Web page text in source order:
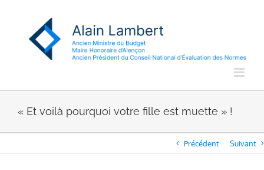
« Et voilà pourquoi votre fille est muette » !
Précédent Suivant